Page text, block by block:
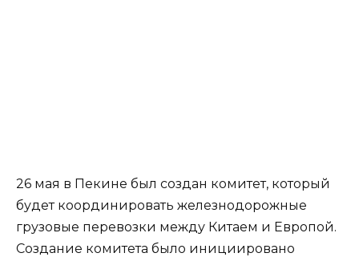
26 мая в Пекине был создан комитет, который
будет координировать железнодорожные
грузовые перевозки между Китаем и Европой.
Создание комитета было инициировано